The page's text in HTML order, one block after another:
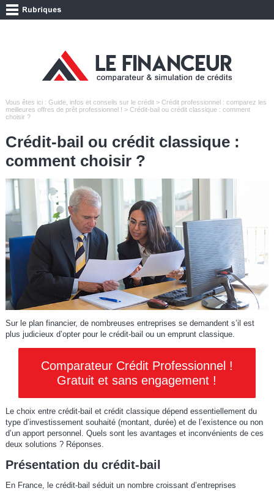
Vous êtes ici : Guide, infos et conseils sur le crédit> Crédit professionnel : comparez les
meilleures offres de prêt professionnel ! > Crédit-bail ou crédit classique : comment
choisir ?
Crédit-bail ou crédit classique :
comment choisir ?
Sur le plan financier, de nombreuses entreprises se demandent s’il est
plus judicieux d’opter pour le crédit-bail ou un emprunt classique.
Comparateur Crédit Professionnel !
Gratuit et sans engagement !
Le choix entre crédit-bail et crédit classique dépend essentiellement du
type d’investissement souhaité (montant, durée) et de l’existence ou non
d’un apport personnel. Quels sont les avantages et inconvénients de ces
deux solutions ? Réponses.
Présentation du crédit-bail
En France, le crédit-bail séduit un nombre croissant d’entreprises